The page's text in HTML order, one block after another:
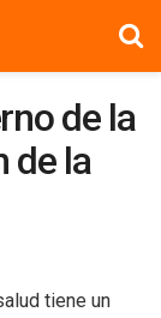
de la
de la
tiene un